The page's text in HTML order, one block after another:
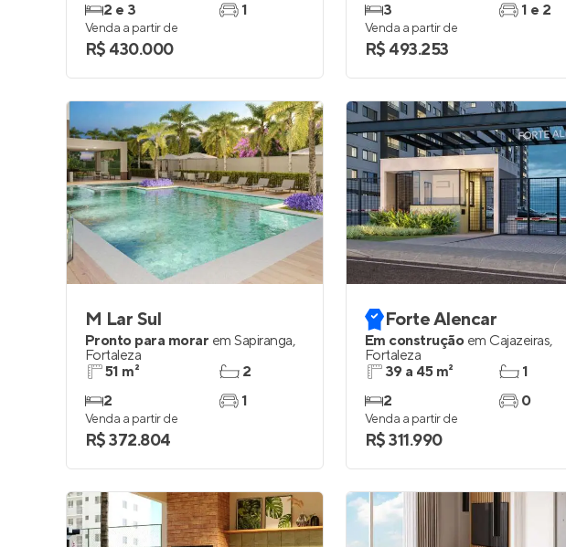
2 e 3
1
Venda a partir de
R$ 430.000
3
1 e 2
Venda a partir de
R$ 493.253
M Lar Sul
Pronto para morar em Sapiranga,
Fortaleza
51 m²
2
2
1
Venda a partir de
R$ 372.804
Forte Alencar
Em construção em Cajazeiras,
Fortaleza
39 a 45 m²
2
1
0
Venda a partir de
R$ 311.990